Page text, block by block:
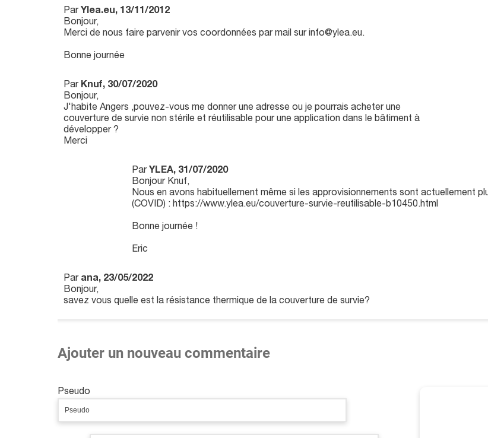
Par Ylea.eu, 13/11/2012
Bonjour,
Merci de nous faire parvenir vos coordonnées par mail sur info@ylea.eu.
Bonne journée
Par Knuf, 30/07/2020
Bonjour,
J'habite Angers ,pouvez-vous me donner une adresse ou je pourrais acheter une
couverture de survie non stérile et réutilisable pour une application dans le bâtiment à
développer ?
Merci
Par YLEA, 31/07/2020
Bonjour Knuf,
Nous en avons habituellement même si les approvisionnements sont actuellement
(COVID) : https://www.ylea.eu/couverture-survie-reutilisable-b10450.html
Bonne journée !
Eric
Par ana, 23/05/2022
Bonjour,
savez vous quelle est la résistance thermique de la couverture de survie?
Ajouter un nouveau commentaire
Pseudo